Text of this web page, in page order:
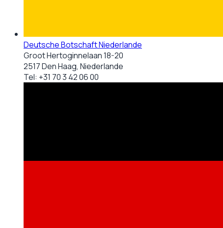
Deutsche Botschaft Niederlande
Groot Hertoginnelaan 18-20
2517 Den Haag, Niederlande
Tel: +31 70 3 42 06 00